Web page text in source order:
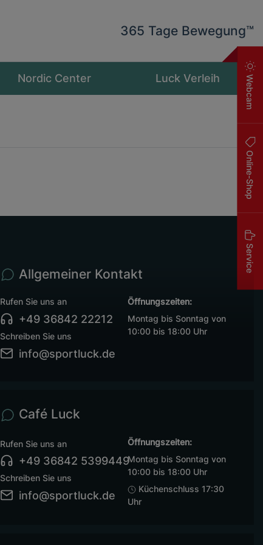
365 Tage Bewegung™
Nordic Center Luck Verleih Webcam
Online-Shop
Service
Allgemeiner Kontakt
Rufen Sie uns an
+49 36842 22212
Schreiben Sie uns
info@sportluck.de
Öffnungszeiten:
Montag bis Sonntag von
10:00 bis 18:00 Uhr
Café Luck
Rufen Sie uns an
+49 36842 5399449
Schreiben Sie uns
info@sportluck.de
Öffnungszeiten:
Montag bis Sonntag von
10:00 bis 18:00 Uhr
Küchenschluss 17:30
Uhr